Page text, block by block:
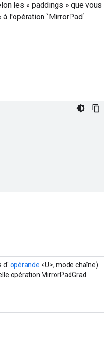
les « paddings » que vous
l'opération `MirrorPad`
d' opérande <U>, mode chaîne)
opération MirrorPadGrad.